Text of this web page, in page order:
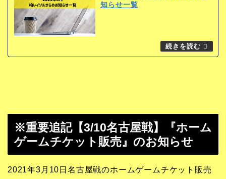
知らせ一覧
※重要追記【3/10名古屋戦】『ホーム
ゲームチケット販売』のお知らせ
2021年3月10日名古屋戦のホームゲームチケット販売